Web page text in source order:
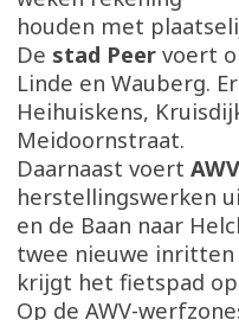
houden met
De stad Peer voert
Linde en Wauberg.
Heihuiskens,
Meidoornstraat.
Daarnaast voert AWV
herstellingswerken
en de Baan naar
twee nieuwe inritten
krijgt het fietspad
Op de AWV-